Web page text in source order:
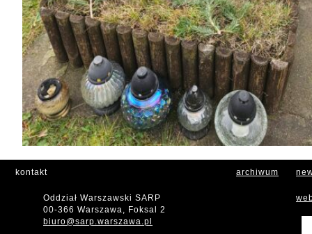
kontakt
Oddział Warszawski SARP
00-366 Warszawa, Foksal 2
biuro@sarp.warszawa.pl
archiwum